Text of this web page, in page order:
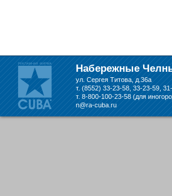
21 Июня 2020
Кашированные коробочки
производим в Набережных Челнах
Набережные
ул. Сергея Титова, д.36а
т. (8552) 33-23-58, 33-23-59,
т. 8-800-100-23-58 (для
n@ra-cuba.ru